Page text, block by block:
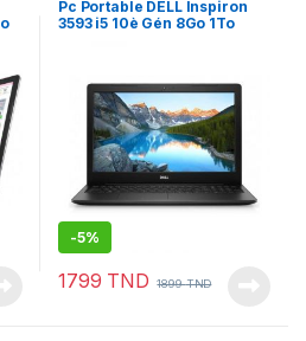
Pc Portable DELL Inspiron
3593 i5 10è Gén 8Go 1To
-5%
1799 TND 1899TND